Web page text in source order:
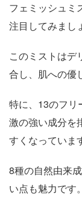
フェミッシュミ
注目してみまし
このミストはデ
合し、肌への優
特に、13のフリ
激の強い成分を
すくなっていま
8種の自然由来
い点も魅力です。